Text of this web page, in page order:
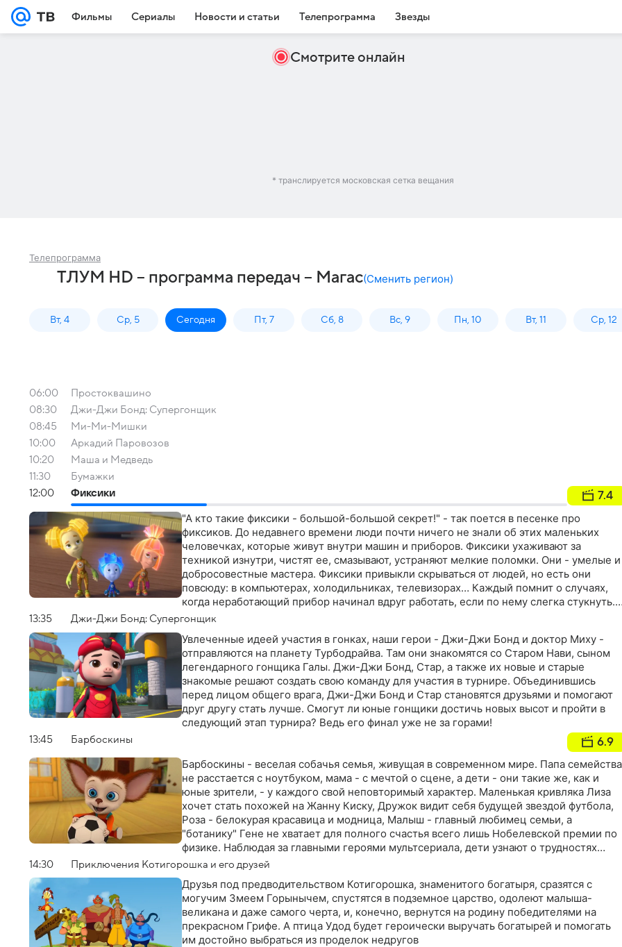
Фильмы Сериалы Новости и статьи Телепрограмма Звезды
Смотрите онлайн
* транслируется московская сетка вещания
Телепрограмма
ТЛУМ HD – программа передач – Магас(Сменить регион)
Вт, 4 Ср, 5 Сегодня Пт, 7 Сб, 8 Вс, 9 Пн, 10 Вт, 11 Ср, 12
06:00
Простоквашино
08:30
Джи-Джи Бонд: Супергонщик
08:45
Ми-Ми-Мишки
10:00
Аркадий Паровозов
10:20
Маша и Медведь
11:30
Бумажки
12:00
Фиксики 7.4
"А кто такие фиксики - большой-большой секрет!" - так поется в песенке про
фиксиков. До недавнего времени люди почти ничего не знали об этих маленьких
человечках, которые живут внутри машин и приборов. Фиксики ухаживают за
техникой изнутри, чистят ее, смазывают, устраняют мелкие поломки. Они - умелые и
добросовестные мастера. Фиксики привыкли скрываться от людей, но есть они
повсюду: в компьютерах, холодильниках, телевизорах… Каждый помнит о случаях,
когда неработающий прибор начинал вдруг работать, если по нему слегка стукнуть.
Все просто: внутри проснулся фиксик и все наладил. А теперь об этих таинственных
поближе…
13:35 Джи-Джи Бонд: Супергонщик
Увлеченные идеей участия в гонках, наши герои - Джи-Джи Бонд и доктор Миху -
отправляются на планету Турбодрайва. Там они знакомятся со Старом Нави, сыном
легендарного гонщика Галы. Джи-Джи Бонд, Стар, а также их новые и старые
знакомые решают создать свою команду для участия в турнире. Объединившись
перед лицом общего врага, Джи-Джи Бонд и Стар становятся друзьями и помогают
друг другу стать лучше. Смогут ли юные гонщики достичь новых высот и пройти в
следующий этап турнира? Ведь его финал уже не за горами!
13:45 Барбоскины 6.9
Барбоскины - веселая собачья семья, живущая в современном мире. Папа семейства
не расстается с ноутбуком, мама - с мечтой о сцене, а дети - они такие же, как и
юные зрители, - у каждого свой неповторимый характер. Маленькая кривляка Лиза
хочет стать похожей на Жанну Киску, Дружок видит себя будущей звездой футбола,
Роза - белокурая красавица и модница, Малыш - главный любимец семьи, а
"ботанику" Гене не хватает для полного счастья всего лишь Нобелевской премии по
физике. Наблюдая за главными героями мультсериала, дети узнают о трудностях
общения со сверстниками и взрослыми, научатся с юмором решать конфликтные
14:30 Приключения Котигорошка и его друзей
Друзья под предводительством Котигорошка, знаменитого богатыря, сразятся с
могучим Змеем Горынычем, спустятся в подземное царство, одолеют малыша-
великана и даже самого черта, и, конечно, вернутся на родину победителями на
прекрасном Грифе. А птица Удод будет героически выручать богатырей и помогать
им достойно выбраться из проделок недругов